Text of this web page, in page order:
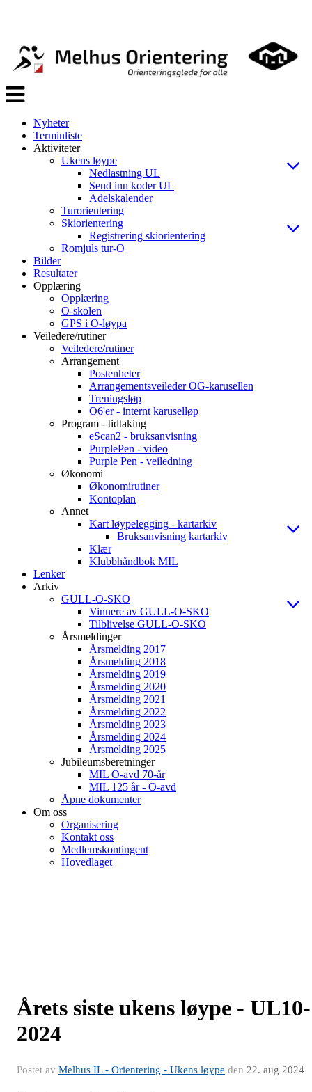
Veksle
navigasjon
Nyheter
Terminliste
Aktiviteter
Ukens løype
Nedlastning UL
Send inn koder UL
Adelskalender
Turorientering
Skiorientering
Registrering skiorientering
Romjuls tur-O
Bilder
Resultater
Opplæring
Opplæring
O-skolen
GPS i O-løypa
Veiledere/rutiner
Veiledere/rutiner
Arrangement
Postenheter
Arrangementsveileder OG-karusellen
Treningsløp
O6'er - internt karuselløp
Program - tidtaking
eScan2 - bruksanvisning
PurplePen - video
Purple Pen - veiledning
Økonomi
Økonomirutiner
Kontoplan
Annet
Kart løypelegging - kartarkiv
Bruksanvisning kartarkiv
Klær
Klubbhåndbok MIL
Lenker
Arkiv
GULL-O-SKO
Vinnere av GULL-O-SKO
Tilblivelse GULL-O-SKO
Årsmeldinger
Årsmelding 2017
Årsmelding 2018
Årsmelding 2019
Årsmelding 2020
Årsmelding 2021
Årsmelding 2022
Årsmelding 2023
Årsmelding 2024
Årsmelding 2025
Jubileumsberetninger
MIL O-avd 70-år
MIL 125 år - O-avd
Åpne dokumenter
Om oss
Organisering
Kontakt oss
Medlemskontingent
Hovedlaget
Årets siste ukens løype - UL10-
2024
Postet av Melhus IL - Orientering - Ukens løype den 22. aug 2024